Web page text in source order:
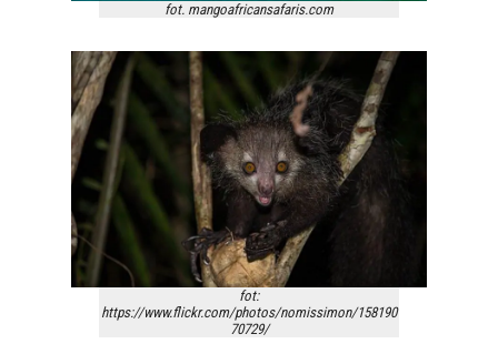
fot. mangoafricansafaris.com
fot:
https://www.flickr.com/photos/nomissimon/158190
70729/